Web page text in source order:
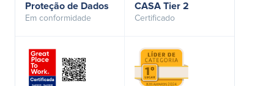
Proteção de Dados
Em conformidade
CASA Tier 2
Certificado